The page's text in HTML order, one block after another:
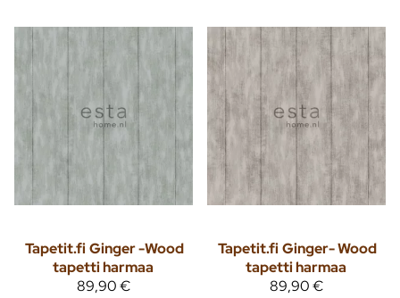
Tapetit.fiGinger -Wood
tapetti harmaa
89,90 €
Tapetit.fiGinger- Wood
tapetti harmaa
89,90 €